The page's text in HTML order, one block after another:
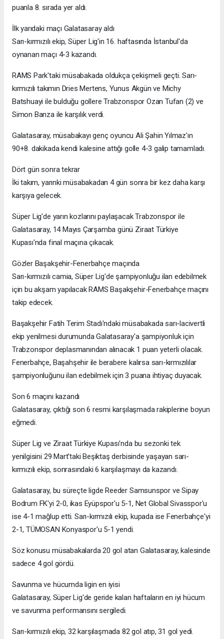
puanla 8. sırada yer aldı.
İlk yarıdaki maçı Galatasaray aldı
Sarı-kırmızılı ekip, Süper Lig'in 16. haftasında İstanbul'da
oynanan maçı 4-3 kazandı.
RAMS Park'taki müsabakada oldukça çekişmeli geçti. Sarı-
kırmızılı takımın Dries Mertens, Yunus Akgün ve Michy
Batshuayi ile bulduğu gollere Trabzonspor Ozan Tufan (2) ve
Simon Banza ile karşılık verdi.
Galatasaray, müsabakayı genç oyuncu Ali Şahin Yılmaz'ın
90+8. dakikada kendi kalesine attığı golle 4-3 galip tamamladı.
Dört gün sonra tekrar
İki takım, yarınki müsabakadan 4 gün sonra bir kez daha karşı
karşıya gelecek.
Süper Lig'de yarın kozlarını paylaşacak Trabzonspor ile
Galatasaray, 14 Mayıs Çarşamba günü Ziraat Türkiye
Kupası'nda final maçına çıkacak.
Gözler Başakşehir-Fenerbahçe maçında
Sarı-kırmızılı camia, Süper Lig'de şampiyonluğu ilan edebilmek
için bu akşam yapılacak RAMS Başakşehir-Fenerbahçe maçını
takip edecek.
Başakşehir Fatih Terim Stadı'ndaki müsabakada sarı-lacivertli
ekip yenilmesi durumunda Galatasaray'a şampiyonluk için
Trabzonspor deplasmanından alınacak 1 puan yeterli olacak.
Fenerbahçe, Başahşehir ile berabere kalırsa sarı-kırmızılılar
şampiyonluğunu ilan edebilmek için 3 puana ihtiyaç duyacak.
Son 6 maçını kazandı
Galatasaray, çıktığı son 6 resmi karşılaşmada rakiplerine boyun
eğmedi.
Süper Lig ve Ziraat Türkiye Kupası'nda bu sezonki tek
yenilgisini 29 Mart'taki Beşiktaş derbisinde yaşayan sarı-
kırmızılı ekip, sonrasındaki 6 karşılaşmayı da kazandı.
Galatasaray, bu süreçte ligde Reeder Samsunspor ve Sipay
Bodrum FK'yi 2-0, ikas Eyüpspor'u 5-1, Net Global Sivasspor'u
ise 4-1 mağlup etti. Sarı-kırmızılı ekip, kupada ise Fenerbahçe'yi
2-1, TÜMOSAN Konyaspor'u 5-1 yendi.
Söz konusu müsabakalarda 20 gol atan Galatasaray, kalesinde
sadece 4 gol gördü.
Savunma ve hücumda ligin en iyisi
Galatasaray, Süper Lig'de geride kalan haftaların en iyi hücum
ve savunma performansını sergiledi.
Sarı-kırmızılı ekip, 32 karşılaşmada 82 gol atıp, 31 gol yedi.